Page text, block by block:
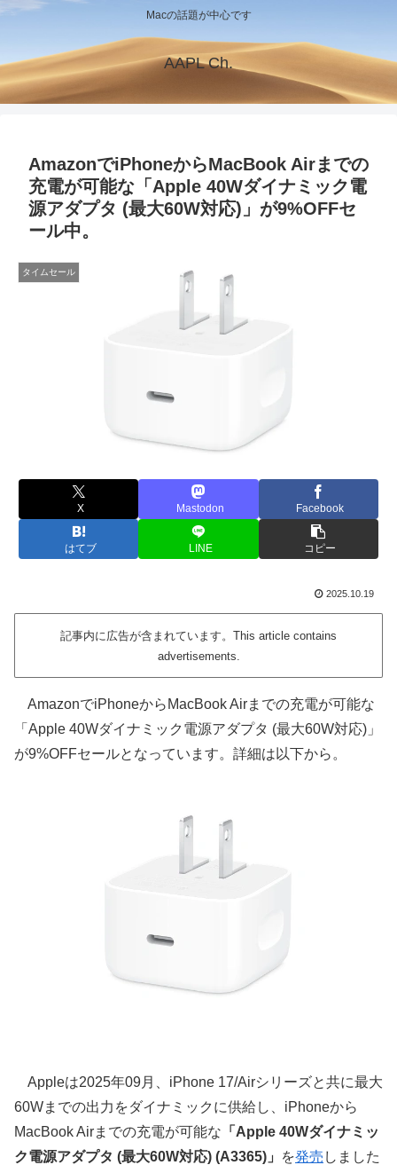
Macの話題が中心です
AAPL Ch.
AmazonでiPhoneからMacBook Airまでの
充電が可能な「Apple 40Wダイナミック電
源アダプタ (最大60W対応)」が9%OFFセ
ール中。
タイムセール
X Mastodon Facebook
はてブ LINE コピー
2025.10.19
記事内に広告が含まれています。This article contains
advertisements.
AmazonでiPhoneからMacBook Airまでの充電が可能な
「Apple 40Wダイナミック電源アダプタ (最大60W対応)」
が9%OFFセールとなっています。詳細は以下から。
Appleは2025年09月、iPhone 17/Airシリーズと共に最大
60Wまでの出力をダイナミックに供給し、iPhoneから
MacBook Airまでの充電が可能な 「Apple 40Wダイナミッ
ク電源アダプタ (最大60W対応) (A3365)」
を発売 しました